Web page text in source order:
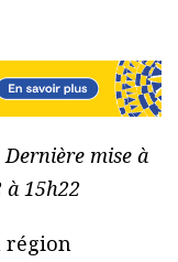
mise à
à 15h22
région